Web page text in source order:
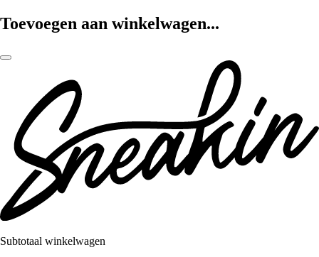
Toevoegen aan winkelwagen...
Subtotaal winkelwagen